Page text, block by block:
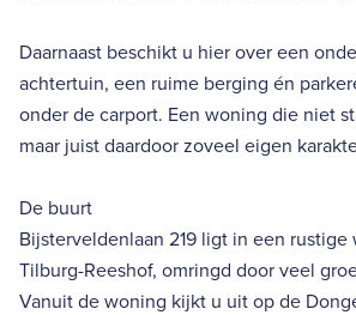
Daarnaast beschikt u hier over een
achtertuin, een ruime berging én
onder de carport. Een woning die niet
maar juist daardoor zoveel eigen
De buurt
Bijsterveldenlaan 219 ligt in een
Tilburg-Reeshof, omringd door veel
Vanuit de woning kijkt u uit op de